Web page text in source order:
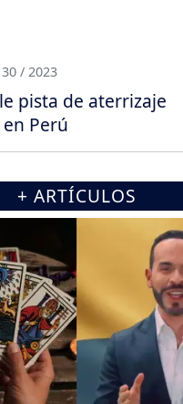
/ 2023
pista de aterrizaje
Perú
+ ARTÍCULOS